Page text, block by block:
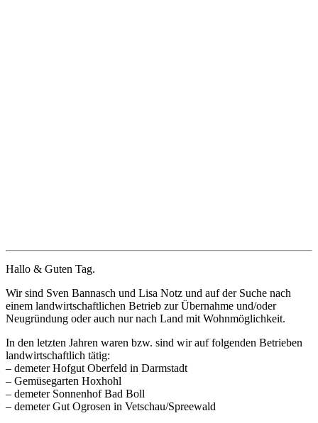
Hallo & Guten Tag.
Wir sind Sven Bannasch und Lisa Notz und auf der Suche nach
einem landwirtschaftlichen Betrieb zur Übernahme und/oder
Neugründung oder auch nur nach Land mit Wohnmöglichkeit.
In den letzten Jahren waren bzw. sind wir auf folgenden Betrieben
landwirtschaftlich tätig:
– demeter Hofgut Oberfeld in Darmstadt
– Gemüsegarten Hoxhohl
– demeter Sonnenhof Bad Boll
– demeter Gut Ogrosen in Vetschau/Spreewald